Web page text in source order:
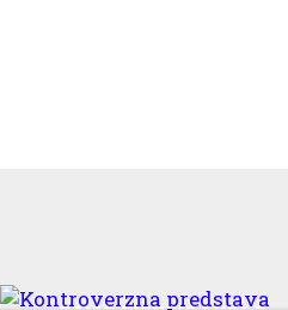
Beton mahala stiže u